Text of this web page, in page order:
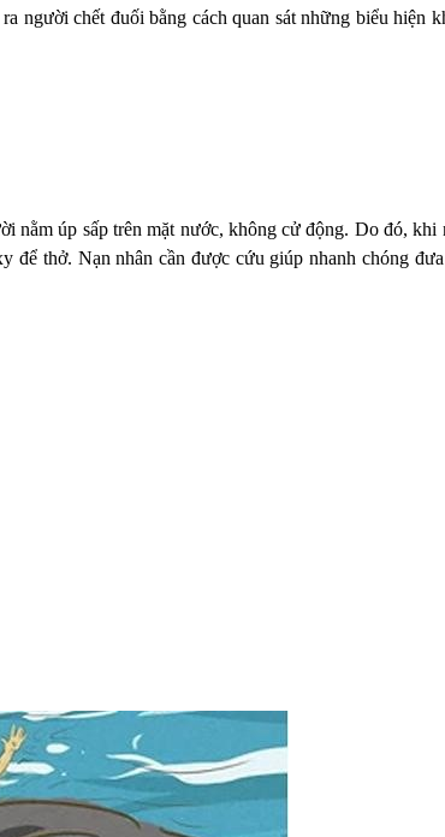
người chết đuối bằng cách quan sát những biểu
úp sấp trên mặt nước, không cử động. Do đó,
thở. Nạn nhân cần được cứu giúp nhanh chóng